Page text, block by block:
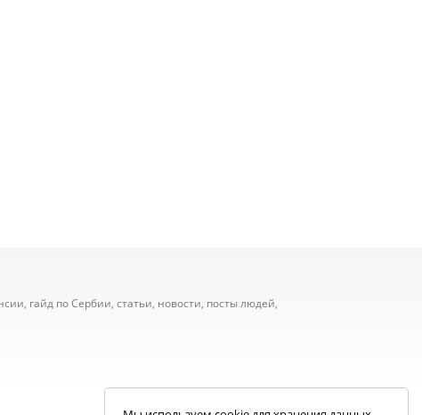
гайд по Сербии, статьи, новости, посты людей,